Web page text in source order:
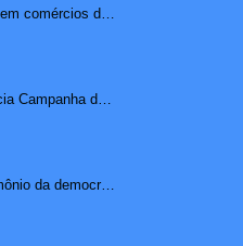
Pix passa a ser aceito em comércios de oito países e amplia opções de pagamento para brasileiros no exterior
Prefeitura de Ilhéus inicia Campanha de Multivacinação 2026
Urna eletrônica é patrimônio da democracia, diz presidente do TSE